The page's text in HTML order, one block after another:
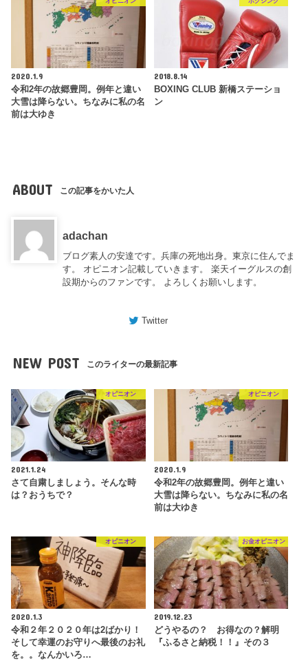
2020.1.9
令和2年の故郷豊岡。例年と違い
大雪は降らない。ちなみに私の名
前は大ゆき
2018.8.14
BOXING CLUB 新橋ステーショ
ン
ABOUT この記事をかいた人
adachan
ブログ素人の安達です。兵庫の死地出身。東京に住んでま
す。 オピニオン記載していきます。 楽天イーグルスの創
設期からのファンです。 よろしくお願いします。
Twitter
NEW POST このライターの最新記事
オピニオン
2021.1.24
さて自粛しましょう。そんな時
は？おうちで？
オピニオン
2020.1.9
令和2年の故郷豊岡。例年と違い
大雪は降らない。ちなみに私の名
前は大ゆき
オピニオン
2020.1.3
令和２年２０２０年は2ばかり！
そして幸運のお守りへ最後のお礼
を。。なんかいろ…
お金オピニオン
2019.12.23
どうやるの？ お得なの？解明
『ふるさと納税！！』その３